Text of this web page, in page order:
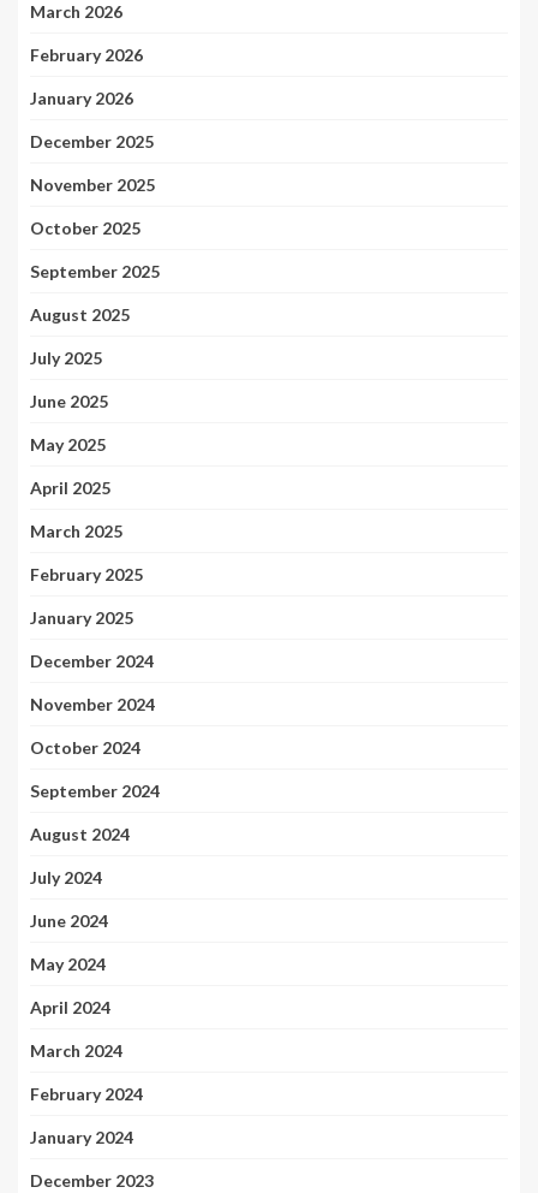
March 2026
February 2026
January 2026
December 2025
November 2025
October 2025
September 2025
August 2025
July 2025
June 2025
May 2025
April 2025
March 2025
February 2025
January 2025
December 2024
November 2024
October 2024
September 2024
August 2024
July 2024
June 2024
May 2024
April 2024
March 2024
February 2024
January 2024
December 2023